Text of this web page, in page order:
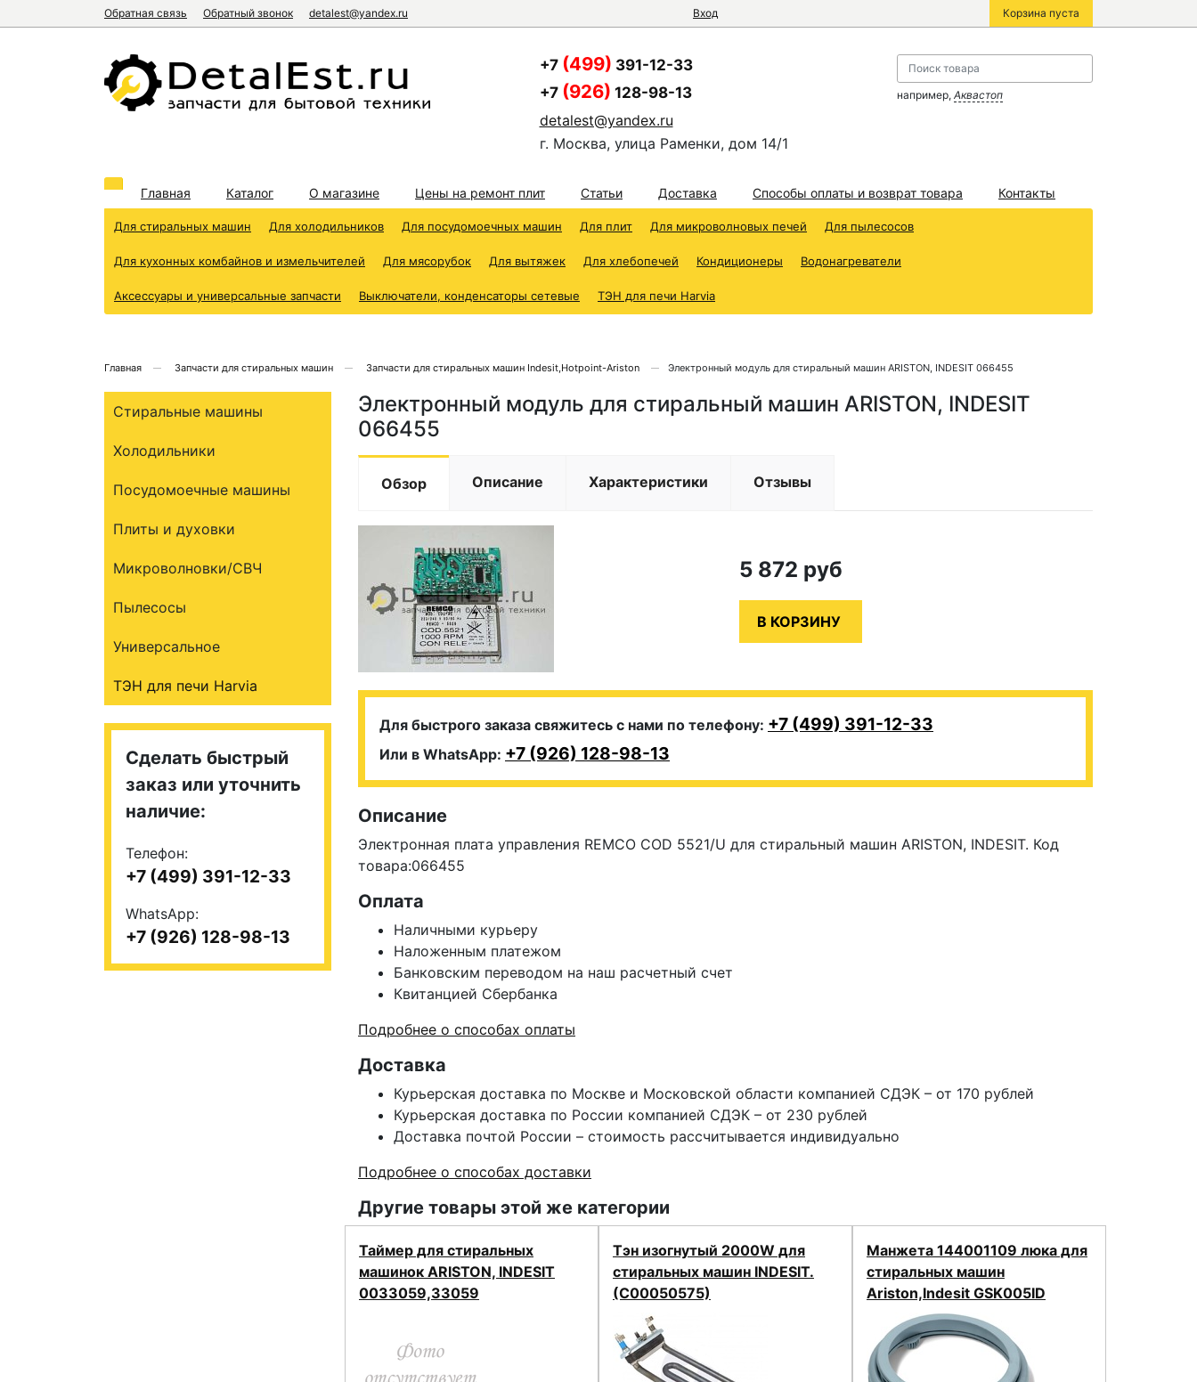
Обратная связь Обратный звонок detalest@yandex.ru Вход Корзина пуста
+7 (499) 391-12-33
+7 (926) 128-98-13
detalest@yandex.ru
г. Москва, улица Раменки, дом 14/1
например, Аквастоп
Главная Каталог О магазине Цены на ремонт плит Статьи Доставка Способы оплаты и возврат товара Контакты
Для стиральных машин Для холодильников Для посудомоечных машин Для плит Для микроволновых печей Для пылесосов
Для кухонных комбайнов и измельчителей Для мясорубок Для вытяжек Для хлебопечей Кондиционеры Водонагреватели
Аксессуары и универсальные запчасти Выключатели, конденсаторы сетевые ТЭН для печи Harvia
Главная Запчасти для стиральных машин Запчасти для стиральных машин Indesit,Hotpoint-Ariston Электронный модуль для стиральный машин ARISTON, INDESIT 066455
Электронный модуль для стиральный машин ARISTON, INDESIT
066455
Обзор Описание Характеристики Отзывы
5 872 руб
Для быстрого заказа свяжитесь с нами по телефону: +7 (499) 391-12-33
Или в WhatsApp: +7 (926) 128-98-13
Описание
Электронная плата управления REMCO COD 5521/U для стиральный машин ARISTON, INDESIT. Код
товара:066455
Оплата
Наличными курьеру
Наложенным платежом
Банковским переводом на наш расчетный счет
Квитанцией Сбербанка
Подробнее о способах оплаты
Доставка
Курьерская доставка по Москве и Московской области компанией СДЭК – от 170 рублей
Курьерская доставка по России компанией СДЭК – от 230 рублей
Доставка почтой России – стоимость рассчитывается индивидуально
Подробнее о способах доставки
Другие товары этой же категории
Таймер для стиральных
машинок ARISTON, INDESIT
0033059,33059
Тэн изогнутый 2000W для
стиральных машин INDESIT.
(C00050575)
Манжета 144001109 люка для
стиральных машин
Ariston,Indesit GSK005ID
Стиральные машины
Холодильники
Посудомоечные машины
Плиты и духовки
Микроволновки/СВЧ
Пылесосы
Универсальное
ТЭН для печи Harvia
Сделать быстрый
заказ или уточнить
наличие:
Телефон:
+7 (499) 391-12-33
WhatsApp:
+7 (926) 128-98-13